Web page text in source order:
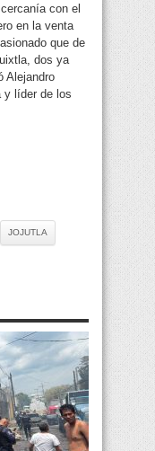
con el
en la venta
que de
dos ya
Alejandro
y líder de los
JOJUTLA